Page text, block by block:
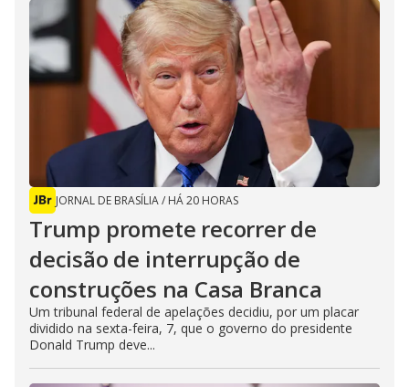
JORNAL DE BRASÍLIA/ HÁ 20 HORAS
Trump promete recorrer de
decisão de interrupção de
construções na Casa Branca
Um tribunal federal de apelações decidiu, por um placar
dividido na sexta-feira, 7, que o governo do presidente
Donald Trump deve...